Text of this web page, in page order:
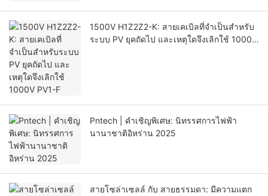
1500V H1Z2Z2-K: สายเคเบิลที่จำเป็นสำหรับ
ระบบ PV ยุคถัดไป และเหตุใดจึงเลิกใช้ 1000V
Pntech | คำเชิญพิเศษ: นิทรรศการไฟฟ้า
นานาชาติอิหร่าน 2025
สายโซล่าเซลล์ กับ สายธรรมดา: มีความแตก